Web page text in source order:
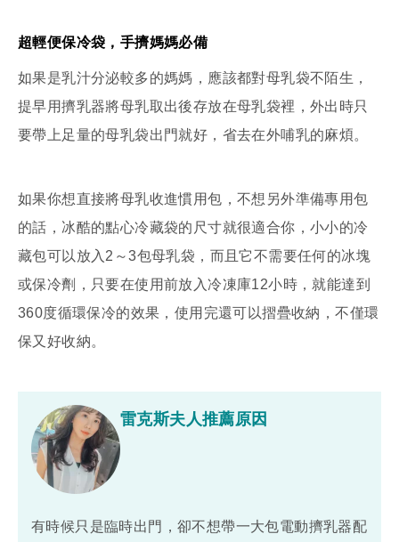
超輕便保冷袋，手擠媽媽必備
如果是乳汁分泌較多的媽媽，應該都對母乳袋不陌生，
提早用擠乳器將母乳取出後存放在母乳袋裡，外出時只
要帶上足量的母乳袋出門就好，省去在外哺乳的麻煩。
如果你想直接將母乳收進慣用包，不想另外準備專用包
的話，冰酷的點心冷藏袋的尺寸就很適合你，小小的冷
藏包可以放入2～3包母乳袋，而且它不需要任何的冰塊
或保冷劑，只要在使用前放入冷凍庫12小時，就能達到
360度循環保冷的效果，使用完還可以摺疊收納，不僅環
保又好收納。
雷克斯夫人推薦原因
有時候只是臨時出門，卻不想帶一大包電動擠乳器配